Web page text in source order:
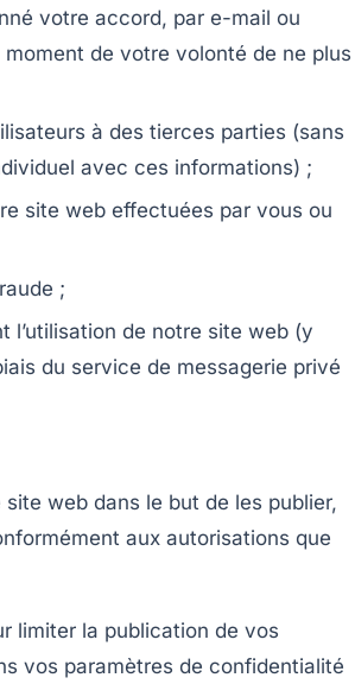
votre accord, par e-mail ou
de votre volonté de ne plus
à des tierces parties (sans
avec ces informations) ;
site web effectuées par vous ou
;
l’utilisation de notre site web (y
du service de messagerie privé
web dans le but de les publier,
aux autorisations que
limiter la publication de vos
vos paramètres de confidentialité